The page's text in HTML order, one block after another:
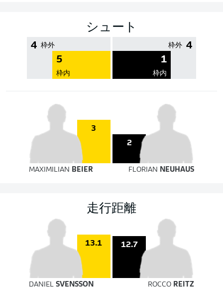
シュート
4 枠外
5
枠内
4
枠外
1
枠内
3
2
MAXIMILIAN BEIER FLORIAN NEUHAUS
走行距離
13.1 12.7
DANIEL SVENSSON ROCCO REITZ